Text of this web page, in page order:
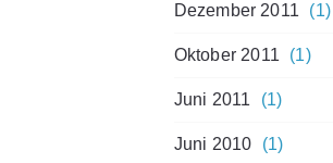
Dezember 2011 (1)
Oktober 2011 (1)
Juni 2011 (1)
Juni 2010 (1)